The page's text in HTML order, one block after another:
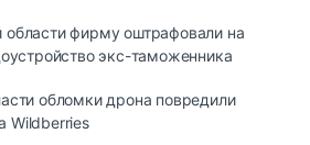
фирму оштрафовали на
экс-таможенника
обломки дрона повредили
Wildberries